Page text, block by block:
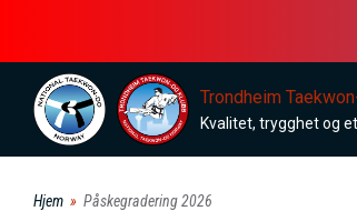
t
Trondheim
Kvalitet, trygghet og
Hjem Påskegradering 2026